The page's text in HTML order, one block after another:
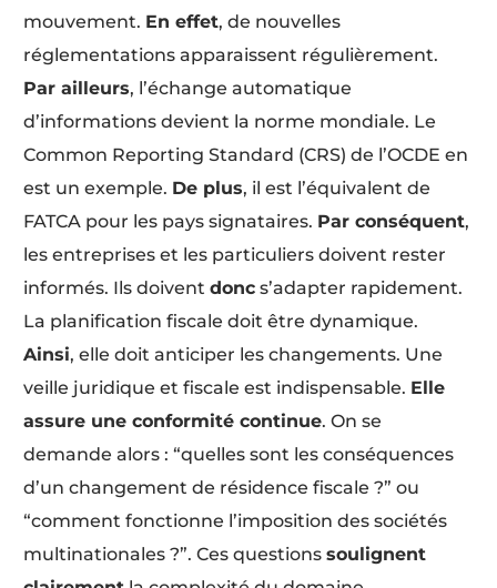
mouvement. En effet, de nouvelles
réglementations apparaissent régulièrement.
Par ailleurs, l’échange automatique
d’informations devient la norme mondiale. Le
Common Reporting Standard (CRS) de l’OCDE en
est un exemple. De plus, il est l’équivalent de
FATCA pour les pays signataires. Par conséquent,
les entreprises et les particuliers doivent rester
informés. Ils doiventdonc s’adapter rapidement.
La planification fiscale doit être dynamique.
Ainsi, elle doit anticiper les changements. Une
veille juridique et fiscale est indispensable. Elle
assure une conformité continue. On se
demande alors : “quelles sont les conséquences
d’un changement de résidence fiscale ?” ou
“comment fonctionne l’imposition des sociétés
multinationales ?”. Ces questionssoulignent